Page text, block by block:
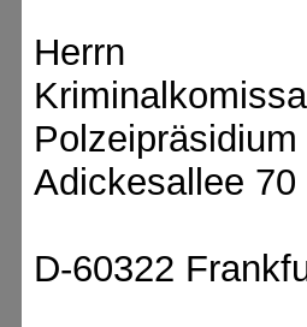
Herrn
Adickesallee 70
D-60322